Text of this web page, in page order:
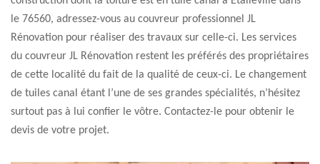
le 76560, adressez-vous au couvreur professionnel JL
Rénovation pour réaliser des travaux sur celle-ci. Les services
du couvreur JL Rénovation restent les préférés des propriétaires
de cette localité du fait de la qualité de ceux-ci. Le changement
de tuiles canal étant l’une de ses grandes spécialités, n’hésitez
surtout pas à lui confier le vôtre. Contactez-le pour obtenir le
devis de votre projet.